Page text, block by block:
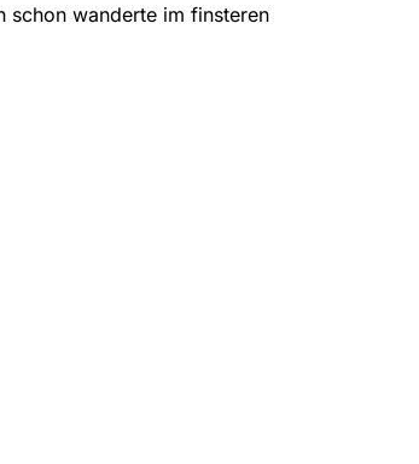
schon wanderte im finsteren